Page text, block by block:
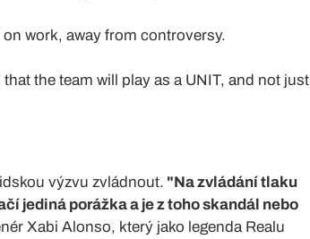
work, away from controversy.
the team will play as a UNIT, and not just
výzvu zvládnout. "Na zvládání tlaku
jediná porážka a je z toho skandál nebo
Xabi Alonso, který jako legenda Realu